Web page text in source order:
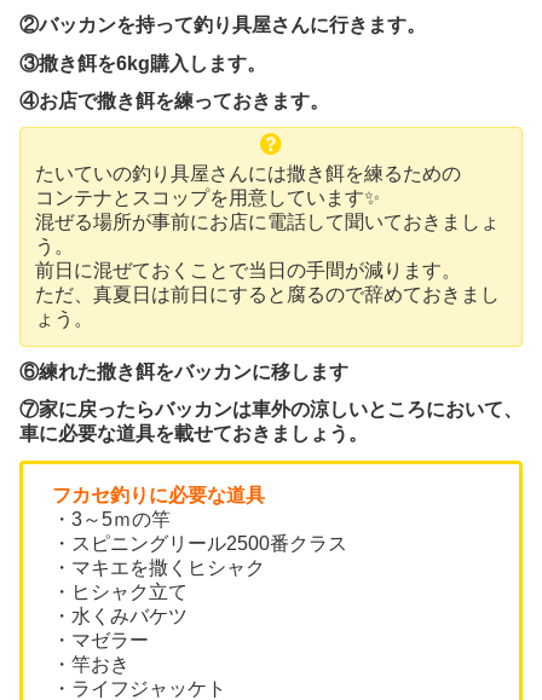
②バッカンを持って釣り具屋さんに行きます。
③撒き餌を6kg購入します。
④お店で撒き餌を練っておきます。
たいていの釣り具屋さんには撒き餌を練るための
コンテナとスコップを用意しています✨
混ぜる場所が事前にお店に電話して聞いておきましょ
う。
前日に混ぜておくことで当日の手間が減ります。
ただ、真夏日は前日にすると腐るので辞めておきまし
ょう。
⑥練れた撒き餌をバッカンに移します
⑦家に戻ったらバッカンは車外の涼しいところにおいて、
車に必要な道具を載せておきましょう。
フカセ釣りに必要な道具
・3～5ｍの竿
・スピニングリール2500番クラス
・マキエを撒くヒシャク
・ヒシャク立て
・水くみバケツ
・マゼラー
・竿おき
・ライフジャッケト